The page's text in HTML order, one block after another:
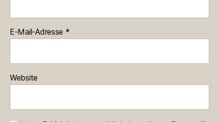
E-Mail-Adresse *
Website